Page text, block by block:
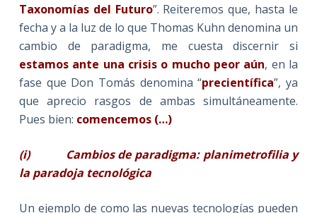
Taxonomías del Futuro”. Reiteremos que, hasta le
fecha y a la luz de lo que Thomas Kuhn denomina un
cambio de paradigma, me cuesta discernir si
estamos ante una crisis o mucho peor aún, en la
fase que Don Tomás denomina “precientífica”, ya
que aprecio rasgos de ambas simultáneamente.
Pues bien: comencemos (…)
(i)
Cambios de paradigma: planimetrofilia y
la paradoja tecnológica
Un ejemplo de como las nuevas tecnologías pueden